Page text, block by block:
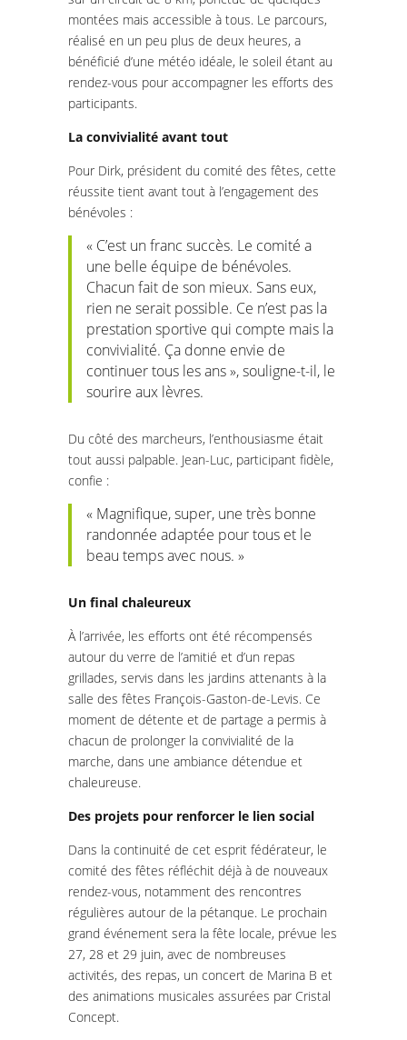
montées mais accessible à tous. Le parcours,
réalisé en un peu plus de deux heures, a
bénéficié d’une météo idéale, le soleil étant au
rendez-vous pour accompagner les efforts des
participants.
La convivialité avant tout
Pour Dirk, président du comité des fêtes, cette
réussite tient avant tout à l’engagement des
bénévoles :
« C’est un franc succès. Le comité a
une belle équipe de bénévoles.
Chacun fait de son mieux. Sans eux,
rien ne serait possible. Ce n’est pas la
prestation sportive qui compte mais la
convivialité. Ça donne envie de
continuer tous les ans », souligne-t-il, le
sourire aux lèvres.
Du côté des marcheurs, l’enthousiasme était
tout aussi palpable. Jean-Luc, participant fidèle,
confie :
« Magnifique, super, une très bonne
randonnée adaptée pour tous et le
beau temps avec nous. »
Un final chaleureux
À l’arrivée, les efforts ont été récompensés
autour du verre de l’amitié et d’un repas
grillades, servis dans les jardins attenants à la
salle des fêtes François-Gaston-de-Levis. Ce
moment de détente et de partage a permis à
chacun de prolonger la convivialité de la
marche, dans une ambiance détendue et
chaleureuse.
Des projets pour renforcer le lien social
Dans la continuité de cet esprit fédérateur, le
comité des fêtes réfléchit déjà à de nouveaux
rendez-vous, notamment des rencontres
régulières autour de la pétanque. Le prochain
grand événement sera la fête locale, prévue les
27, 28 et 29 juin, avec de nombreuses
activités, des repas, un concert de Marina B et
des animations musicales assurées par Cristal
Concept.